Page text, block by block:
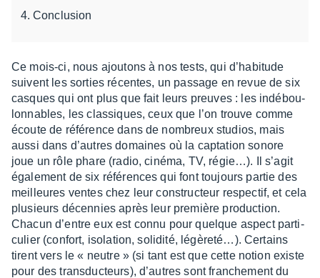
Conclusion
Ce mois-ci, nous ajou­tons à nos tests, qui d’ha­bi­tude
suivent les sorties récentes, un passage en revue de six
casques qui ont plus que fait leurs preuves : les indé­bou­
lon­nables, les clas­siques, ceux que l’on trouve comme
écoute de réfé­rence dans de nombreux studios, mais
aussi dans d’autres domaines où la capta­tion sonore
joue un rôle phare (radio, cinéma, TV, régie…). Il s’agit
égale­ment de six réfé­rences qui font toujours partie des
meilleures ventes chez leur construc­teur respec­tif, et cela
plusieurs décen­nies après leur première produc­tion.
Chacun d’entre eux est connu pour quelque aspect parti­
cu­lier (confort, isola­tion, soli­dité, légè­re­té…). Certains
tirent vers le « neutre » (si tant est que cette notion existe
pour des trans­duc­teurs), d’autres sont fran­che­ment du